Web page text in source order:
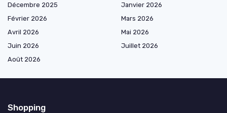
Décembre 2025
Janvier 2026
Février 2026
Mars 2026
Avril 2026
Mai 2026
Juin 2026
Juillet 2026
Août 2026
Shopping